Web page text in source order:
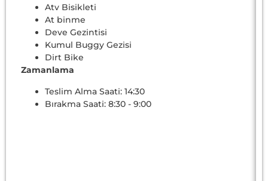
Atv Bisikleti
At binme
Deve Gezintisi
Kumul Buggy Gezisi
Dirt Bike
Zamanlama
Teslim Alma Saati: 14:30
Bırakma Saati: 8:30 - 9:00